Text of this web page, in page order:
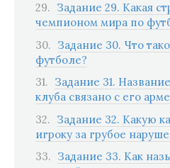
Задание 29. Какая
чемпионом мира по
Задание 30. Что
футболе?
Задание 31.
клуба связано с его
Задание 32. Какую
игроку за грубое
Задание 33. Как